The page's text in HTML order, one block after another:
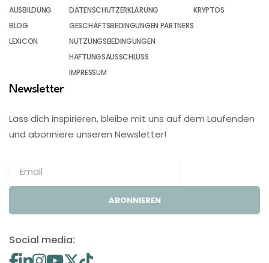
AUSBILDUNG
BLOG
LEXICON
DATENSCHUTZERKLÄRUNG
GESCHÄFTSBEDINGUNGEN PARTNERS
NUTZUNGSBEDINGUNGEN
HAFTUNGSAUSSCHLUSS
IMPRESSUM
KRYPTOS
Newsletter
Lass dich inspirieren, bleibe mit uns auf dem Laufenden
und abonniere unseren Newsletter!
ABONNIEREN
Social media: